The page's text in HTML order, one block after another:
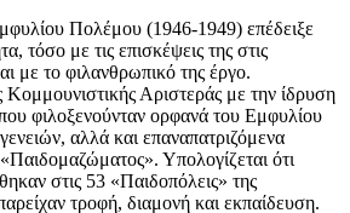
Πολέμου (1946-1949) επέδειξε
τόσο με τις επισκέψεις της στις
με το φιλανθρωπικό της έργο.
Αριστεράς με την ίδρυση
φιλοξενούνταν ορφανά του Εμφυλίου
αλλά και επαναπατριζόμενα
Υπολογίζεται ότι
στις 53 «Παιδοπόλεις» της
τροφή, διαμονή και εκπαίδευση.